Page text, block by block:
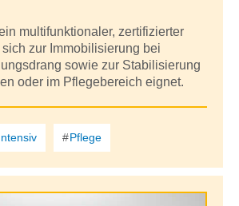
multifunktionaler, zertifizierter
zur Immobilisierung bei
sowie zur Stabilisierung
oder im Pflegebereich eignet.
Pflege